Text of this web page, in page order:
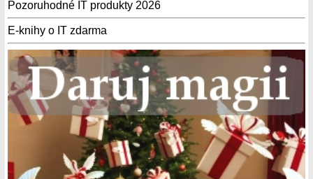
Pozoruhodné IT produkty 2026
E-knihy o IT zdarma